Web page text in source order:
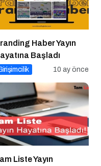
Haber Yayın
Başladı
10 ay önce
Liste Yayın